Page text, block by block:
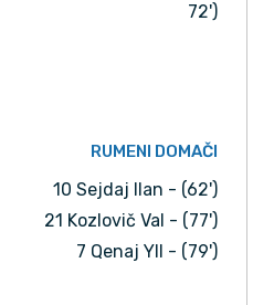
72')
RUMENI DOMAČI
10 Sejdaj Ilan - (62')
21 Kozlovič Val - (77')
7 Qenaj Yll - (79')